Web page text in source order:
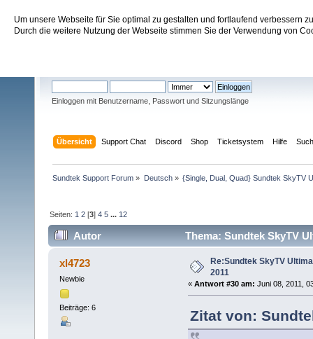
Um unsere Webseite für Sie optimal zu gestalten und fortlaufend verbessern
Durch die weitere Nutzung der Webseite stimmen Sie der Verwendung von
Sundtek Support Forum
Einloggen mit Benutzername, Passwort und Sitzungslänge
Übersicht Support Chat Discord Shop Ticketsystem Hilfe
Sundtek Support Forum » Deutsch» {Single, Dual, Quad} Sundtek SkyTV
Seiten: 1 2 [3]4 5 ... 12
Autor Thema: Sundtek SkyTV
xl4723
Newbie
Beiträge: 6
Re:Sundtek SkyTV
2011
« Antwort #30 am: Juni 08, 2011,
Zitat von: